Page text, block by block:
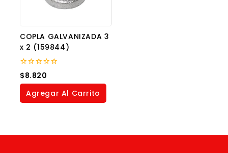
COPLA GALVANIZADA 3
x 2 (159844)
0
out
of
$8.820
Agregar Al Carrito